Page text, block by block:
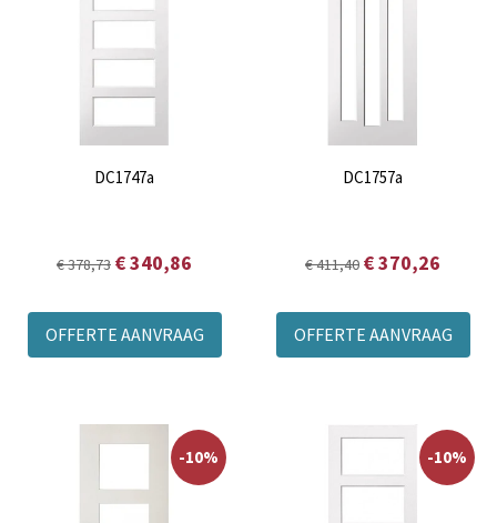
DC1747a
€ 378,73 € 340,86
OFFERTE AANVRAAG
DC1757a
€ 411,40 € 370,26
OFFERTE AANVRAAG
-10% -10%